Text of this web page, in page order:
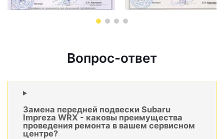
Вопрос-ответ
Замена передней подвески Subaru
Impreza WRX - каковы преимущества
проведения ремонта в вашем сервисном
центре?